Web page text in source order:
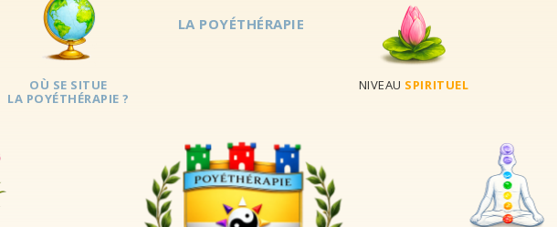
LA POYÉTHÉRAPIE
OÙ SE SITUE
LA POYÉTHÉRAPIE ?
NIVEAU SPIRITUEL